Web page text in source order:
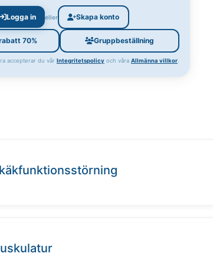
Logga in eller Skapa konto
70% Gruppbeställning
accepterar du vår Integritetspolicy och våra Allmänna villkor.